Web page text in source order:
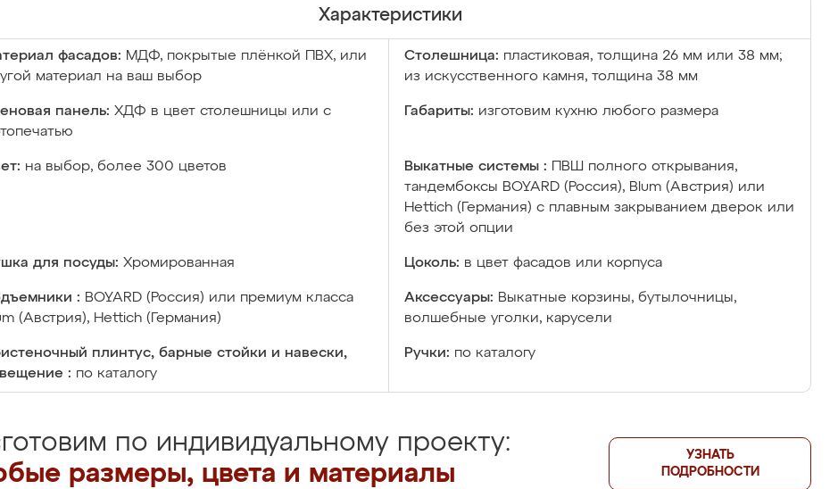
Характеристики
фасадов: МДФ, покрытые плёнкой ПВХ, или
материал на ваш выбор
Столешница: пластиковая, толщина 26 мм или 38 мм;
из искусственного камня, толщина 38 мм
панель: ХДФ в цвет столешницы или с
Габариты: изготовим кухню любого размера
на выбор, более 300 цветов Выкатные системы :
ПВШ полного открывания,
тандембоксы BOYARD (Россия), Blum (Австрия) или
Hettich (Германия) с плавным закрыванием дверок или
без этой опции
для посуды: Хромированная Цоколь: в цвет фасадов или корпуса
: BOYARD (Россия) или премиум класса
(Австрия), Hettich (Германия)
Аксессуары: Выкатные корзины, бутылочницы,
волшебные уголки, карусели
плинтус, барные стойки и навески,
: по каталогу
Ручки: по каталогу
по индивидуальному проекту:
размеры, цвета и материалы
УЗНАТЬ
ПОДРОБНОСТИ